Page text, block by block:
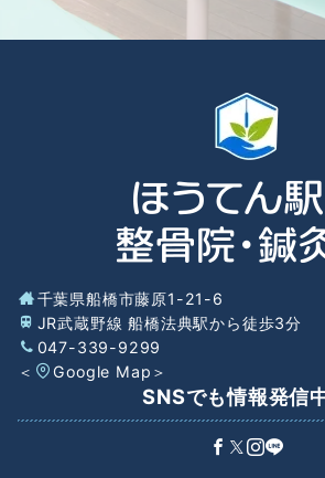
千葉県船橋市藤原1-21-6
JR武蔵野線 船橋法典駅から徒歩3分
047-339-9299
＜
Google Map ＞
SNSでも情報発信